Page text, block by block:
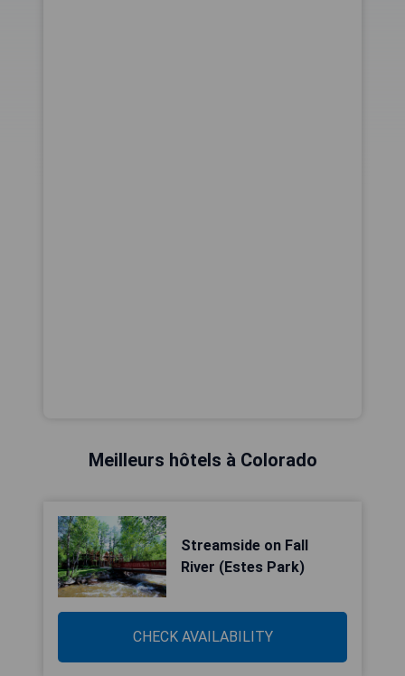
Meilleurs hôtels à Colorado
Streamside on Fall
River (Estes Park)
CHECK AVAILABILITY